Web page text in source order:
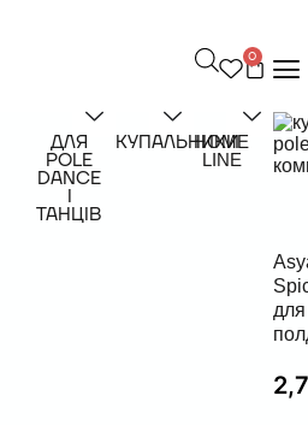
0
ДЛЯ
POLE
DANCE
І
ТАНЦІВ
КУПАЛЬНИКИ
HOME
LINE
для